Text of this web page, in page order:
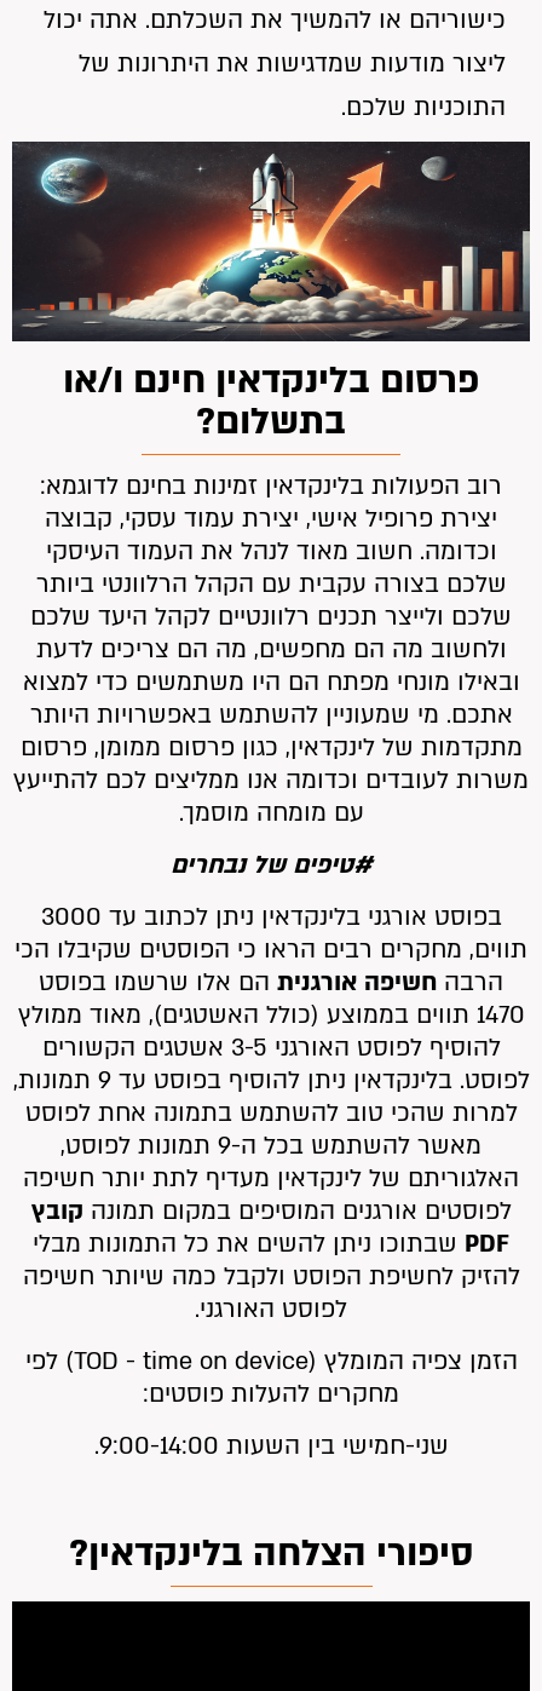
כישוריהם או להמשיך את השכלתם. אתה יכול
ליצור מודעות שמדגישות את היתרונות של
התוכניות שלכם.
פרסום בלינקדאין חינם ו/או
בתשלום?
רוב הפעולות בלינקדאין זמינות בחינם לדוגמא:
יצירת פרופיל אישי, יצירת עמוד עסקי, קבוצה
וכדומה. חשוב מאוד לנהל את העמוד העיסקי
שלכם בצורה עקבית עם הקהל הרלוונטי ביותר
שלכם ולייצר תכנים רלוונטיים לקהל היעד שלכם
ולחשוב מה הם מחפשים, מה הם צריכים לדעת
ובאילו מונחי מפתח הם היו משתמשים כדי למצוא
אתכם. מי שמעוניין להשתמש באפשרויות היותר
מתקדמות של לינקדאין, כגון פרסום ממומן, פרסום
משרות לעובדים וכדומה אנו ממליצים לכם להתייעץ
עם מומחה מוסמך.
#טיפים של נבחרים
בפוסט אורגני בלינקדאין ניתן לכתוב עד 3000
תווים, מחקרים רבים הראו כי הפוסטים שקיבלו הכי
הרבה חשיפה אורגנית הם אלו שרשמו בפוסט
1470 תווים בממוצע (כולל האשטגים), מאוד ממולץ
להוסיף לפוסט האורגני 3-5 אשטגים הקשורים
לפוסט.
בלינקדאין ניתן להוסיף בפוסט עד 9 תמונות,
למרות שהכי טוב להשתמש בתמונה אחת לפוסט
מאשר להשתמש בכל ה-9 תמונות לפוסט,
האלגוריתם של לינקדאין מעדיף לתת יותר חשיפה
לפוסטים אורגנים המוסיפים במקום תמונה קובץ
PDF שבתוכו ניתן להשים את כל התמונות מבלי
להזיק לחשיפת הפוסט ולקבל כמה שיותר חשיפה
לפוסט האורגני.
הזמן צפיה המומלץ (TOD - time on device) לפי
מחקרים להעלות פוסטים:
שני-חמישי בין השעות 9:00-14:00.
סיפורי הצלחה בלינקדאין?